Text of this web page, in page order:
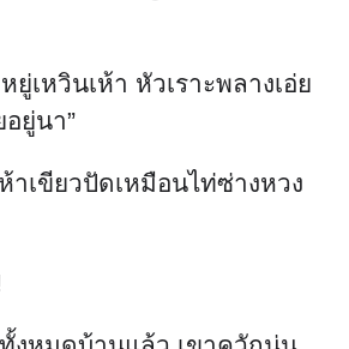
ยู่เหวินเห้า หัวเราะพลางเอ่ย
ยู่นา”
าเขียวปัดเหมือนไท่ซ่างหวง